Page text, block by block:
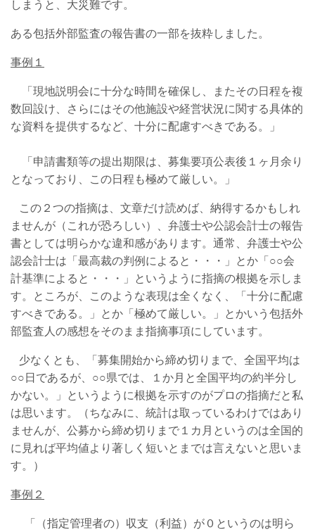
しまうと、大災難です。
ある包括外部監査の報告書の一部を抜粋しました。
事例１
「現地説明会に十分な時間を確保し、またその日程を複
数回設け、さらにはその他施設や経営状況に関する具体的
な資料を提供するなど、十分に配慮すべきである。」
「申請書類等の提出期限は、募集要項公表後１ヶ月余り
となっており、この日程も極めて厳しい。」
この２つの指摘は、文章だけ読めば、納得するかもしれ
ませんが（これが恐ろしい）、弁護士や公認会計士の報告
書としては明らかな違和感があります。通常、弁護士や公
認会計士は「最高裁の判例によると・・・」とか「○○会
計基準によると・・・」というように指摘の根拠を示しま
す。ところが、このような表現は全くなく、「十分に配慮
すべきである。」とか「極めて厳しい。」とかいう包括外
部監査人の感想をそのまま指摘事項にしています。
少なくとも、「募集開始から締め切りまで、全国平均は
○○日であるが、○○県では、１か月と全国平均の約半分し
かない。」というように根拠を示すのがプロの指摘だと私
は思います。（ちなみに、統計は取っているわけではあり
ませんが、公募から締め切りまで１カ月というのは全国的
に見れば平均値より著しく短いとまでは言えないと思いま
す。）
事例２
「（指定管理者の）収支（利益）が０というのは明ら